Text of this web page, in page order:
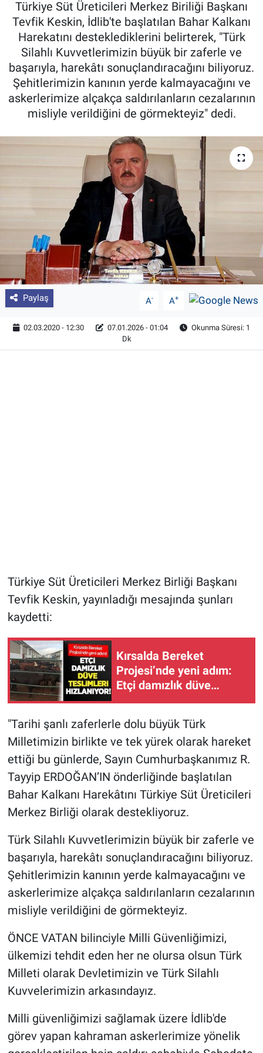
Türkiye Süt Üreticileri Merkez Biriliği Başkanı
Tevfik Keskin, İdlib'te başlatılan Bahar Kalkanı
Harekatını desteklediklerini belirterek, "Türk
Silahlı Kuvvetlerimizin büyük bir zaferle ve
başarıyla, harekâtı sonuçlandıracağını biliyoruz.
Şehitlerimizin kanının yerde kalmayacağını ve
askerlerimize alçakça saldırılanların cezalarının
misliyle verildiğini de görmekteyiz" dedi.
Paylaş A- A+
02.03.2020 - 12:30 07.01.2026 - 01:04
Okunma Süresi: 1
Dk
Türkiye Süt Üreticileri Merkez Birliği Başkanı
Tevfik Keskin, yayınladığı mesajında şunları
kaydetti:
Kırsalda Bereket
Projesi’nde yeni adım:
Etçi damızlık düve
teslimleri hızlanıyor
"Tarihi şanlı zaferlerle dolu büyük Türk
Milletimizin birlikte ve tek yürek olarak hareket
ettiği bu günlerde, Sayın Cumhurbaşkanımız R.
Tayyip ERDOĞAN’IN önderliğinde başlatılan
Bahar Kalkanı Harekâtını Türkiye Süt Üreticileri
Merkez Birliği olarak destekliyoruz.
Türk Silahlı Kuvvetlerimizin büyük bir zaferle ve
başarıyla, harekâtı sonuçlandıracağını biliyoruz.
Şehitlerimizin kanının yerde kalmayacağını ve
askerlerimize alçakça saldırılanların cezalarının
misliyle verildiğini de görmekteyiz.
ÖNCE VATAN bilinciyle Milli Güvenliğimizi,
ülkemizi tehdit eden her ne olursa olsun Türk
Milleti olarak Devletimizin ve Türk Silahlı
Kuvvelerimizin arkasındayız.
Milli güvenliğimizi sağlamak üzere İdlib'de
görev yapan kahraman askerlerimize yönelik
Pankobirlik
Et fiyatları
Tarım Bilgisi
Yetiştirici Soruyor
Üretici Birlikleri
Şeker ve Şekerli Mamüller
Tahıllar ve Baklagiller
Tohum